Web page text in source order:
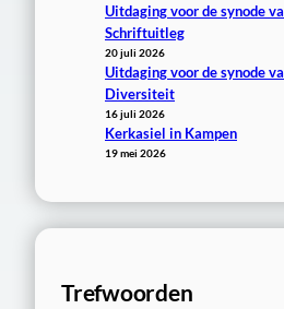
Uitdaging voor de synode
Schriftuitleg
20 juli 2026
Uitdaging voor de synode
Diversiteit
16 juli 2026
Kerkasiel in Kampen
19 mei 2026
Trefwoorden